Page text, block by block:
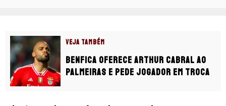
VEJA TAMBÉM
Benfica oferece Arthur Cabral ao
Palmeiras e pede jogador em troca